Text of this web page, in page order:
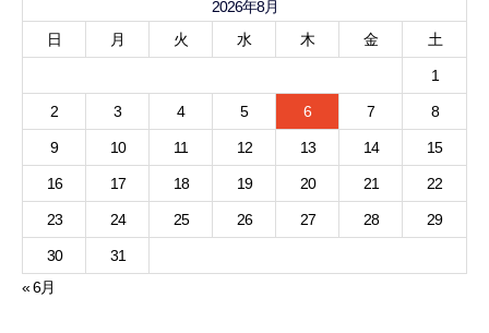
2026年8月
日
月 火 水 木 金 土
1
2 3 4 5 6 7 8
9 10 11 12 13 14 15
16 17 18 19 20 21 22
23 24 25 26 27 28 29
30
31
« 6月